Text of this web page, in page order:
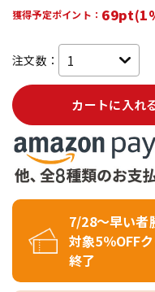
獲得予定ポイント：
注文数：
カートに入れ
7/28～早い者
対象5％OFF
終了